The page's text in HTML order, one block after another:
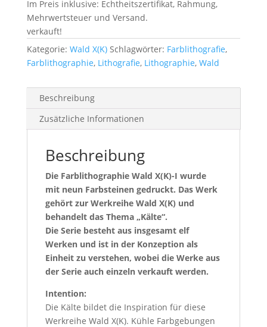
Im Preis inklusive: Echtheitszertifikat, Rahmung,
Mehrwertsteuer und Versand.
verkauft!
Kategorie: Wald X(K) Schlagwörter: Farblithografie,
Farblithographie, Lithografie, Lithographie, Wald
Beschreibung
Zusätzliche Informationen
Beschreibung
Die Farblithographie Wald X(K)-I wurde
mit neun Farbsteinen gedruckt. Das Werk
gehört zur Werkreihe Wald X(K) und
behandelt das Thema „Kälte“.
Die Serie besteht aus insgesamt elf
Werken und ist in der Konzeption als
Einheit zu verstehen, wobei die Werke aus
der Serie auch einzeln verkauft werden.
Intention:
Die Kälte bildet die Inspiration für diese
Werkreihe Wald X(K). Kühle Farbgebungen